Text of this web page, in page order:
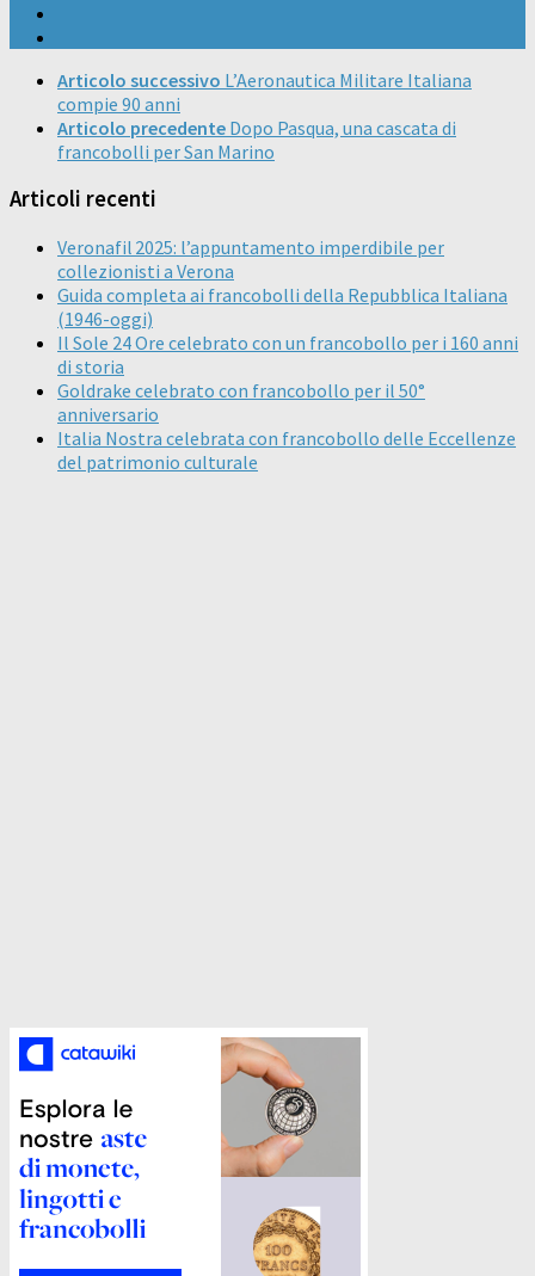
Articolo successivo L’Aeronautica Militare Italiana
compie 90 anni
Articolo precedente Dopo Pasqua, una cascata di
francobolli per San Marino
Articoli recenti
Veronafil 2025: l’appuntamento imperdibile per
collezionisti a Verona
Guida completa ai francobolli della Repubblica Italiana
(1946-oggi)
Il Sole 24 Ore celebrato con un francobollo per i 160 anni
di storia
Goldrake celebrato con francobollo per il 50°
anniversario
Italia Nostra celebrata con francobollo delle Eccellenze
del patrimonio culturale